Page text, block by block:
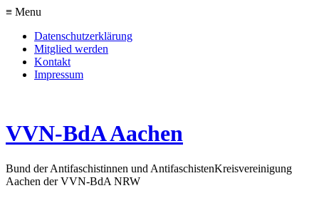
≡ Menu
Datenschutzerklärung
Mitglied werden
Kontakt
Impressum
VVN-BdA Aachen
Bund der Antifaschistinnen und AntifaschistenKreisvereinigung
Aachen der VVN-BdA NRW